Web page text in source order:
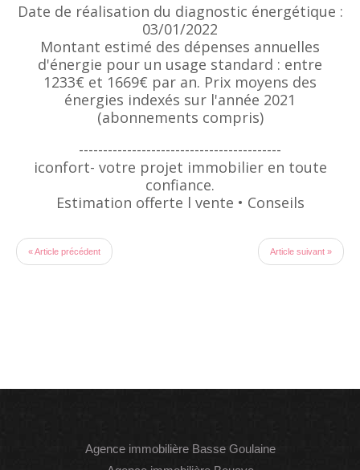
Date de réalisation du diagnostic énergétique :
03/01/2022
Montant estimé des dépenses annuelles
d'énergie pour un usage standard : entre
1233€ et 1669€ par an. Prix moyens des
énergies indexés sur l'année 2021
(abonnements compris)
------------------------------------------
iconfort- votre projet immobilier en toute
confiance.
Estimation offerte l vente • Conseils
« Article précédent Article suivant »
Agence immobilière Basse Goulaine